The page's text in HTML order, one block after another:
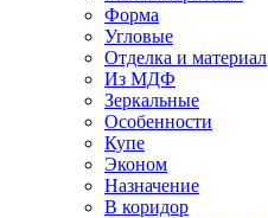
Форма
Угловые
Отделка и материал
Из МДФ
Зеркальные
Особенности
Купе
Эконом
Назначение
В коридор